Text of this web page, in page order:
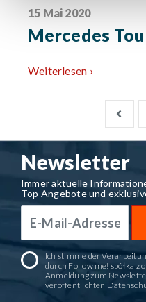
15 Mai 2020
Mercedes
Weiterlesen ›
Newsletter
Immer aktuelle
Top Angebote und
Ich stimme der
durch Follow me! spółka z
Anmeldung zum
veröffentlichten